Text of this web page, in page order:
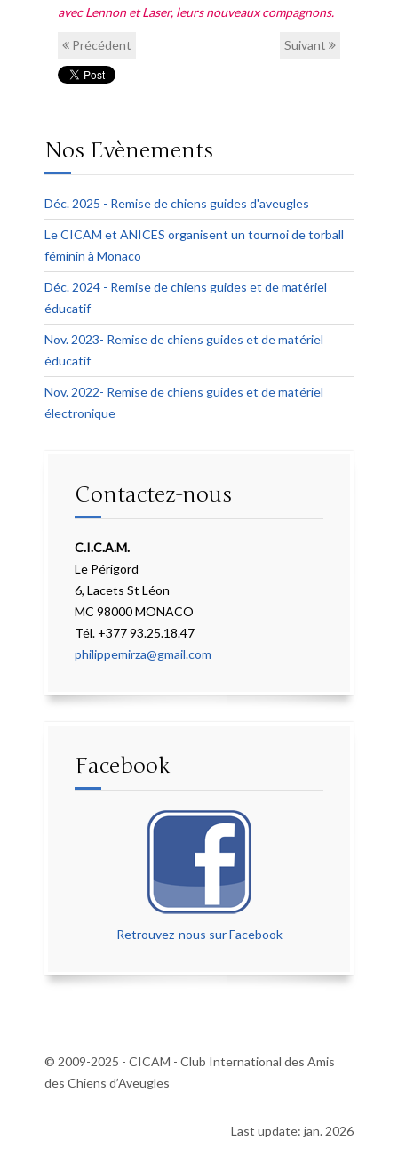
avec Lennon et Laser, leurs nouveaux compagnons.
Précédent Suivant
Nos Evènements
Déc. 2025 - Remise de chiens guides d'aveugles
Le CICAM et ANICES organisent un tournoi de torball
féminin à Monaco
Déc. 2024 - Remise de chiens guides et de matériel
éducatif
Nov. 2023- Remise de chiens guides et de matériel
éducatif
Nov. 2022- Remise de chiens guides et de matériel
électronique
Contactez-nous
C.I.C.A.M.
Le Périgord
6, Lacets St Léon
MC 98000 MONACO
Tél. +377 93.25.18.47
philippemirza@gmail.com
Facebook
Retrouvez-nous sur Facebook
© 2009-2025 - CICAM - Club International des Amis
des Chiens d’Aveugles
Last update: jan. 2026